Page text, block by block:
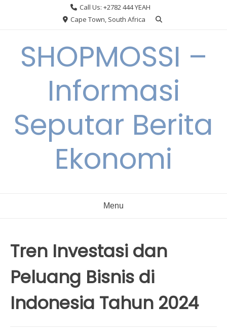
Call Us: +2782 444 YEAH
Cape Town, South Africa
SHOPMOSSI –
Informasi
Seputar Berita
Ekonomi
Menu
Tren Investasi dan
Peluang Bisnis di
Indonesia Tahun 2024